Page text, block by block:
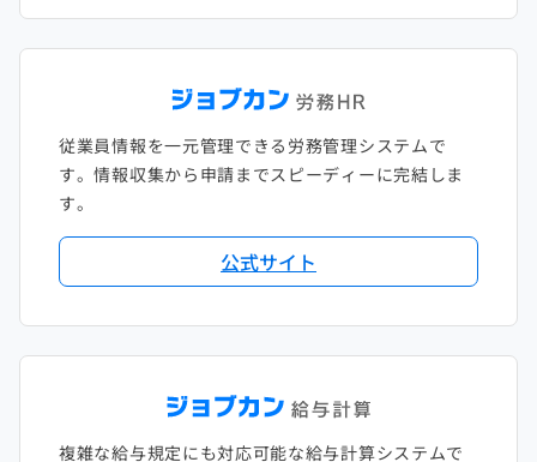
従業員情報を一元管理できる労務管理システムで
す。情報収集から申請までスピーディーに完結しま
す。
公式サイト
複雑な給与規定にも対応可能な給与計算システムで